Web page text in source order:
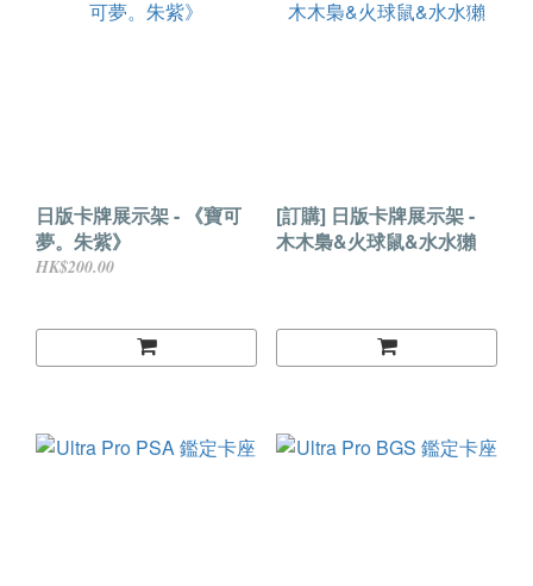
日版卡牌展示架 - 《寶可
夢。朱紫》
HK$200.00
[訂購] 日版卡牌展示架 -
木木梟&火球鼠&水水獺